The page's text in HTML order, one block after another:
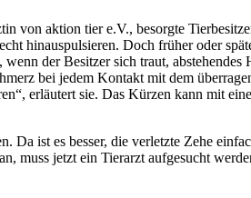
von aktion tier e.V., besorgte
hinauspulsieren. Doch früher oder
der Besitzer sich traut, abstehendes
bei jedem Kontakt mit dem
erläutert sie. Das Kürzen kann mit
ist es besser, die verletzte Zehe
muss jetzt ein Tierarzt aufgesucht